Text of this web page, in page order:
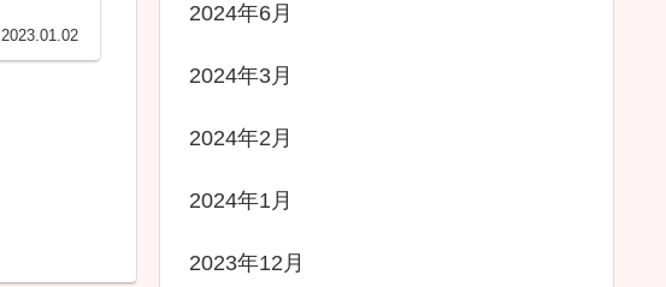
2023.01.02
2024年6月
2024年3月
2024年2月
2024年1月
2023年12月